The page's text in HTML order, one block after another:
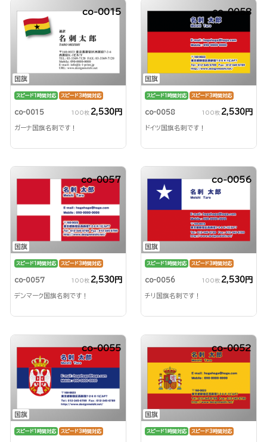
国旗
co-0015
スピード1時間対応 スピード3時間対応
co-0015 100枚 2,530円
ガーナ国旗名刺です！
国旗
co-0058
スピード1時間対応 スピード3時間対応
co-0058 100枚 2,530円
ドイツ国旗名刺です！
国旗
co-0057
スピード1時間対応 スピード3時間対応
co-0057 100枚 2,530円
デンマーク国旗名刺です！
国旗
co-0056
スピード1時間対応 スピード3時間対応
co-0056 100枚 2,530円
チリ国旗名刺です！
国旗
co-0055
スピード1時間対応 スピード3時間対応
国旗
co-0052
スピード1時間対応 スピード3時間対応